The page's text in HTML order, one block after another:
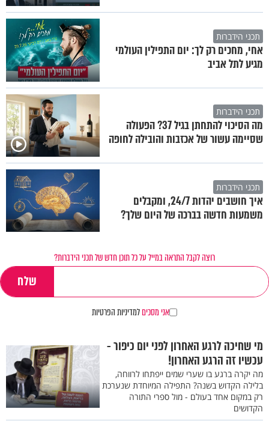
תכני הידברות
אחי, מחכים רק לך: יום התפילין העולמי
מגיע לתל אביב
תכני הידברות
מה הסיכוי להתחתן בגיל 37? הפעולה
שסיימה עשור של אכזבות והובילה לחופה
תכני הידברות
איך חושבים יהדות 24/7, ומקבלים
משמעות חדשה בברכה של היום שלך?
רוצה לקבל התראה במייל על כל תוכן חדש של תכני הידברות?
אני מסכיםלמדיניות הפרטיות
מי שחיכה לרגע האחרון לפני יום כיפור -
עכשיו זה הרגע האחרון!
מה יקרה ברגע בו שערי שמים ייפתחו לרווחה,
בלילה הקדוש בשנה? התפילה המיוחדת שנערכת
רק במקום אחד בעולם - מול ספרי התורה
הקדושים